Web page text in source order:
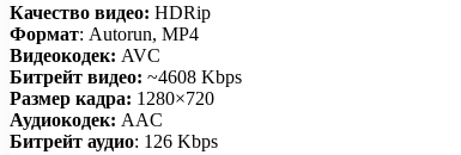
Качество видео: HDRip
Формат: Autorun, MP4
Видеокодек: AVC
Битрейт видео: ~4608 Kbps
Размер кадра: 1280×720
Аудиокодек: AAC
Битрейт аудио: 126 Kbps